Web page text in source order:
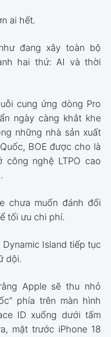
ai hết.
đang xây toàn bộ
hai thứ: AI và thời
cung ứng dòng Pro
ngày càng khắt khe
những nhà sản xuất
BOE được cho là
nghệ LTPO cao
chưa muốn đánh đổi
tối ưu chi phí.
Island tiếp tục
dội.
Apple sẽ thu nhỏ
phía trên màn hình
ID xuống dưới tấm
mặt trước iPhone 18